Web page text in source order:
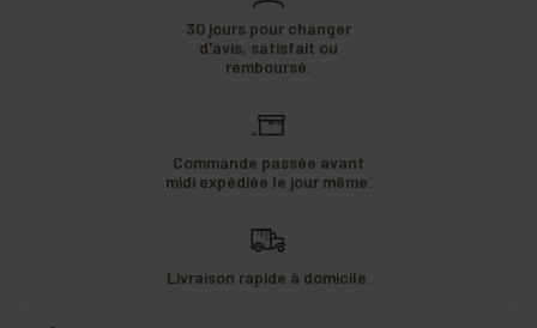
30 jours pour changer
d'avis, satisfait ou
remboursé.
Commande passée avant
midi expédiée le jour même.
Livraison rapide à domicile.